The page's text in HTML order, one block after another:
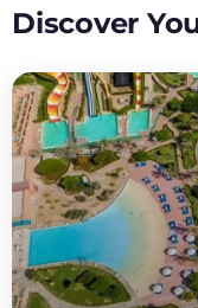
Discover